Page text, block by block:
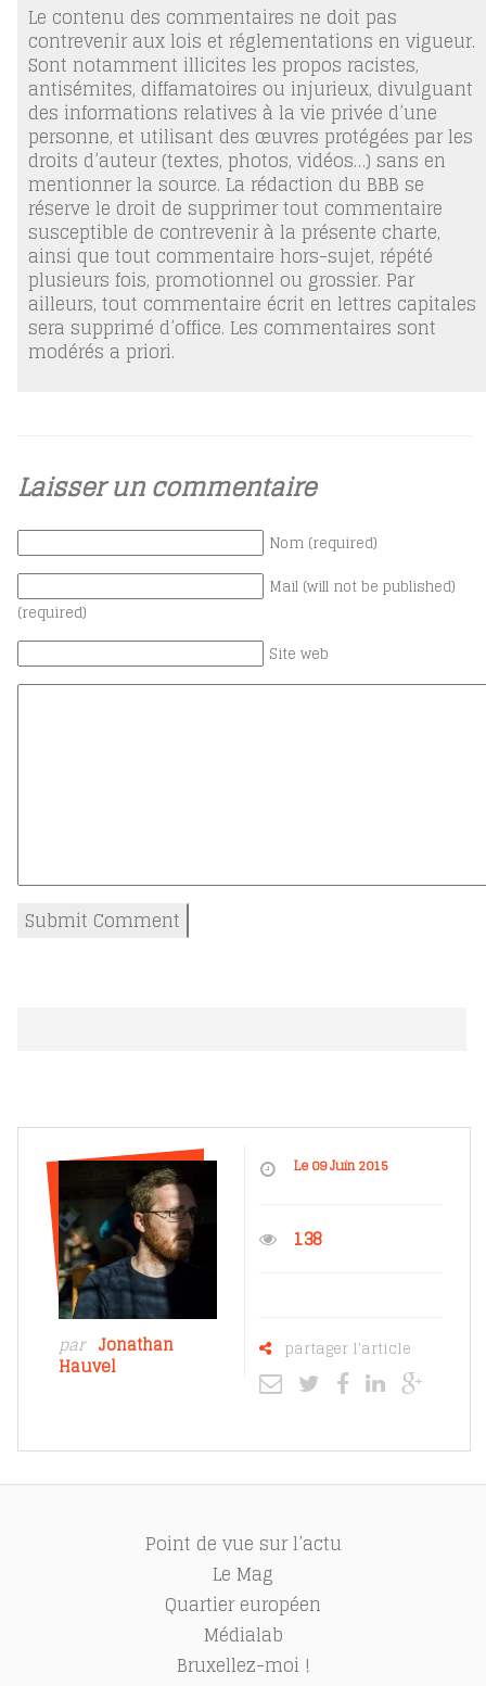
Le contenu des commentaires ne doit pas
contrevenir aux lois et réglementations en vigueur.
Sont notamment illicites les propos racistes,
antisémites, diffamatoires ou injurieux, divulguant
des informations relatives à la vie privée d’une
personne, et utilisant des œuvres protégées par les
droits d’auteur (textes, photos, vidéos…) sans en
mentionner la source. La rédaction du BBB se
réserve le droit de supprimer tout commentaire
susceptible de contrevenir à la présente charte,
ainsi que tout commentaire hors-sujet, répété
plusieurs fois, promotionnel ou grossier. Par
ailleurs, tout commentaire écrit en lettres capitales
sera supprimé d’office. Les commentaires sont
modérés a priori.
Laisser un commentaire
Nom (required)
Mail (will not be published)
(required)
Site web
par Jonathan
Hauvel
Le 09 Juin 2015
138
partager l'article
Point de vue sur l’actu
Le Mag
Quartier européen
Médialab
Bruxellez-moi !